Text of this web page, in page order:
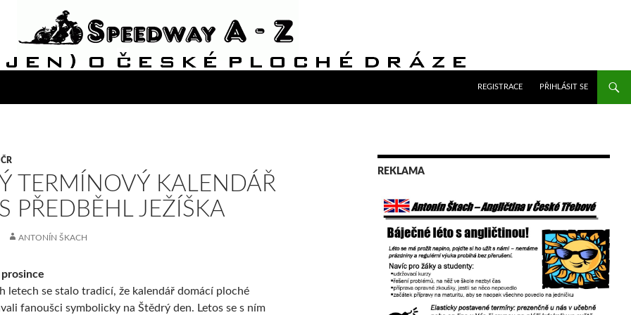
REGISTRACE
PŘIHLÁSIT SE
TERMÍNOVÝ KALENDÁŘ
PŘEDBĚHL JEŽÍŠKA
ANTONÍN ŠKACH
prosince
letech se stalo tradicí, že kalendář domácí ploché
fanoušci symbolicky na Štědrý den. Letos se s ním
REKLAMA